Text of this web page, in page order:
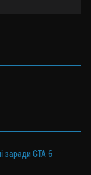
заради GTA 6